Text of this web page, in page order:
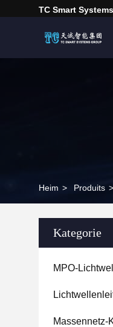
TC Smart
Heim > Produits >
Kategorie
MPO-
Massennetz-